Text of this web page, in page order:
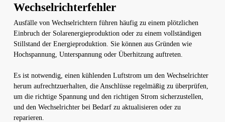
Wechselrichterfehler
Ausfälle von Wechselrichtern führen häufig zu einem plötzlichen
Einbruch der Solarenergieproduktion oder zu einem vollständigen
Stillstand der Energieproduktion. Sie können aus Gründen wie
Hochspannung, Unterspannung oder Überhitzung auftreten.
Es ist notwendig, einen kühlenden Luftstrom um den Wechselrichter
herum aufrechtzuerhalten, die Anschlüsse regelmäßig zu überprüfen,
um die richtige Spannung und den richtigen Strom sicherzustellen,
und den Wechselrichter bei Bedarf zu aktualisieren oder zu
reparieren.